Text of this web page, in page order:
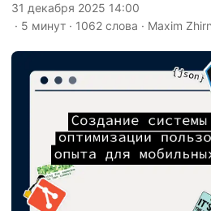
31 декабря 2025 14:00
· 5 минут · 1062 слова · Maxim